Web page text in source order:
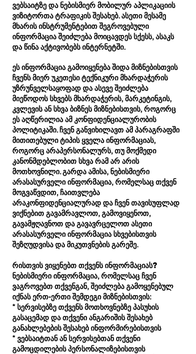
ვებსაიტზე და ნებისმიერ მობილურ აპლიკაციის
ვიზიტორთა ტრაფიკის შესახებ. ასეთი მესამე
მხარის ინსტრუმენტებით შეგროვებული
ინფორმაცია შეიძლება მოიცავდეს სქესს, ასაკს
და წინა აქტივობებს ინტერნეტში.
ეს ინფორმაცია გამოიყენება შიდა მიზნებისთვის
ჩვენს მიერ უკეთესი ტექნიკური მხარდაჭერის
უზრუნველსაყოფად და ასევე შეიძლება
მიეწოდოს სხვებს მხარდაჭერის, მარკეტინგის,
კვლევის ან სხვა ბიზნეს მიზნებისთვის, როგორც
ეს აღწერილია ამ კონფიდენციალურობის
პოლიტიკაში. ჩვენ განვიხილავთ ამ პარაგრაფში
მითითებული ტიპის ყველა ინფორმაციას,
როგორც არაპერსონალურს, თუ მოქმედი
კანონმდებლობით სხვა რამ არ არის
მოთხოვნილი. გარდა ამისა, ნებისმიერი
არასასურველი ინფორმაცია, რომელსაც თქვენ
მოგვაწვდით, ჩაითვლება
არაკონფიდენციალურად და ჩვენ თავისუფლად
ვიქნებით გავამრავლოთ, გამოვიყენოთ,
გავამჟღავნოთ და გავავრცელოთ ასეთი
არასასურველი ინფორმაცია სხვებისთვის
შეზღუდვისა და მიკუთვნების გარეშე.
რისთვის ვიყენებთ თქვენს ინფორმაციას?
ნებისმიერი ინფორმაცია, რომელსაც ჩვენ
ვაგროვებთ თქვენგან, შეიძლება გამოყენებულ
იქნას ერთ-ერთი შემდეგი მიზნებისთვის:
* სერვისებზე თქვენს მოთხოვნებზე პასუხის
გასაცემად და თქვენი ანგარიშის შესახებ
განახლებების შესახებ ინფორმირებისთვის
* ვებსაიტთან ან სერვისებთან თქვენი
გამოცდილების პერსონალიზებისთვის